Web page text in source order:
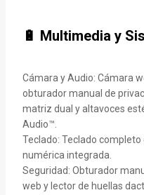
🔋 Multimedia y
Cámara y Audio: Cámara
obturador manual de
matriz dual y altavoces
Audio™.
Teclado: Teclado
numérica integrada.
Seguridad: Obturador
web y lector de huellas